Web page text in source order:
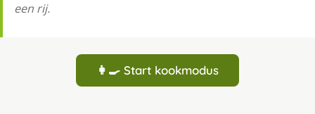
een rij.
👩‍🍳 Start kookmodus